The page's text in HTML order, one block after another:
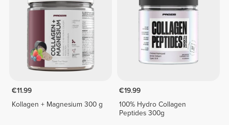
€11.99
Kollagen + Magnesium 300 g
€19.99
100% Hydro Collagen
Peptides 300g